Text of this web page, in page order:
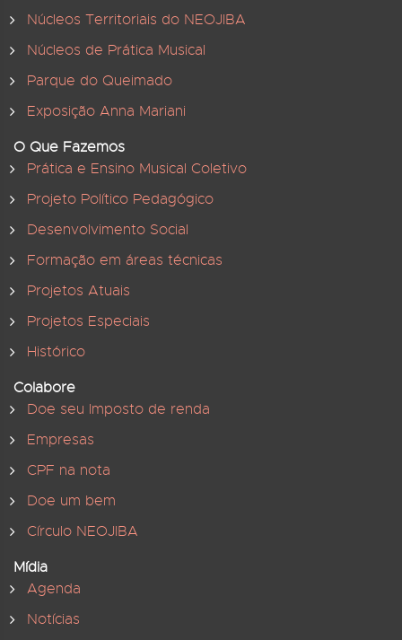
Núcleos Territoriais do NEOJIBA
Núcleos de Prática Musical
Parque do Queimado
Exposição Anna Mariani
O Que Fazemos
Prática e Ensino Musical Coletivo
Projeto Político Pedagógico
Desenvolvimento Social
Formação em áreas técnicas
Projetos Atuais
Projetos Especiais
Histórico
Colabore
Doe seu Imposto de renda
Empresas
CPF na nota
Doe um bem
Círculo NEOJIBA
Mídia
Agenda
Notícias